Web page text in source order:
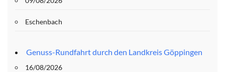
Eschenbach
Genuss-Rundfahrt durch den Landkreis Göppingen
16/08/2026